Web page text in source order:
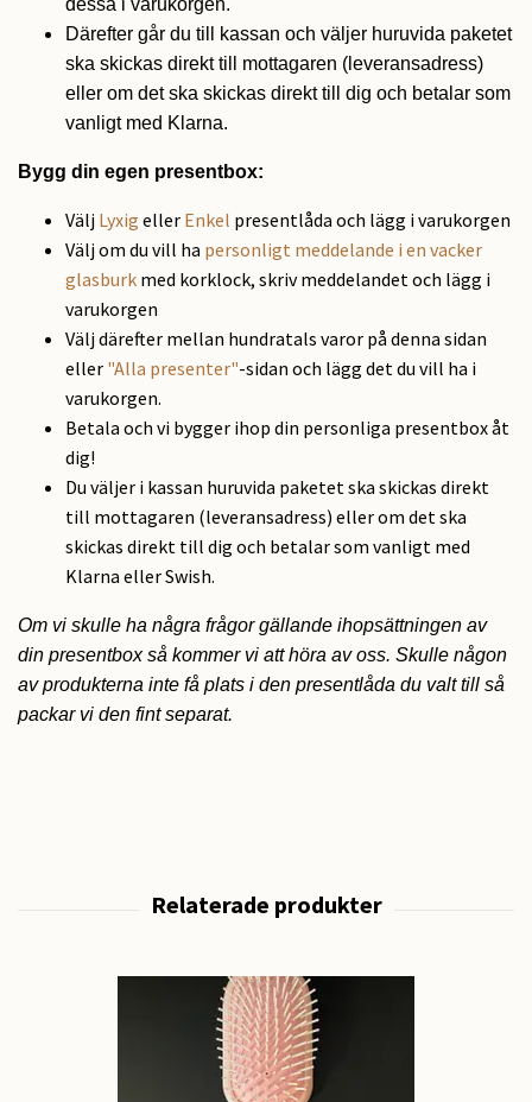
dessa i varukorgen.
Därefter går du till kassan och väljer huruvida paketet
ska skickas direkt till mottagaren (leveransadress)
eller om det ska skickas direkt till dig och betalar som
vanligt med Klarna.
Bygg din egen presentbox:
Välj Lyxig eller Enkel presentlåda och lägg i varukorgen
Välj om du vill ha personligt meddelande i en vacker
glasburk med korklock, skriv meddelandet och lägg i
varukorgen
Välj därefter mellan hundratals varor på denna sidan
eller "Alla presenter"-sidan och lägg det du vill ha i
varukorgen.
Betala och vi bygger ihop din personliga presentbox åt
dig!
Du väljer i kassan huruvida paketet ska skickas direkt
till mottagaren (leveransadress) eller om det ska
skickas direkt till dig och betalar som vanligt med
Klarna eller Swish.
Om vi skulle ha några frågor gällande ihopsättningen av
din presentbox så kommer vi att höra av oss. Skulle någon
av produkterna inte få plats i den presentlåda du valt till så
packar vi den fint separat.